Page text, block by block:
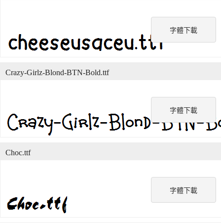
字體下載
字體下載
Crazy-Girlz-Blond-BTN-Bold.ttf
字體下載
Choc.ttf